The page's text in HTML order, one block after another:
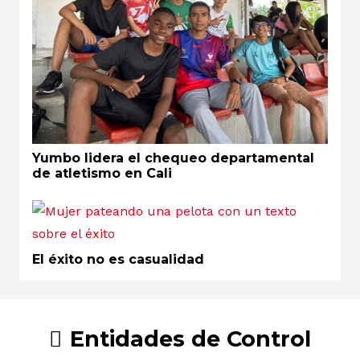
Yumbo lidera el chequeo departamental
de atletismo en Cali
El éxito no es casualidad
Entidades de Control